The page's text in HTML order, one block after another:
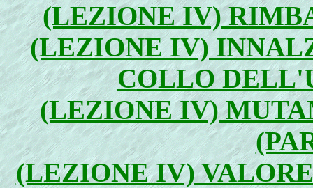
(LEZIONE IV)
(LEZIONE IV)
COLLO
(LEZIONE IV)
(LEZIONE IV)